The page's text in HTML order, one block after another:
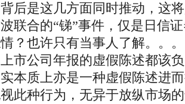
后是这几方面同时推动，这
联合的“锑”事件，仅是日信
？也许只有当事人了解。。。
公司年报的虚假陈述都该负
本质上亦是一种虚假陈述进
此种行为，无异于放纵市场